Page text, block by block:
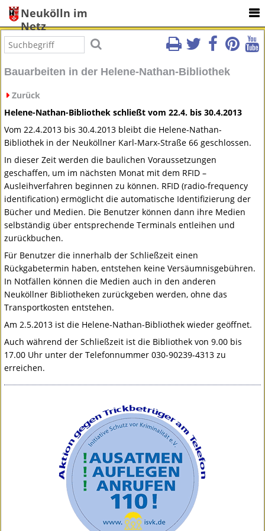
Neukölln im
Netz
Bauarbeiten in der Helene-Nathan-Bibliothek
Zurück
Helene-Nathan-Bibliothek schließt vom 22.4. bis 30.4.2013
Vom 22.4.2013 bis 30.4.2013 bleibt die Helene-Nathan-
Bibliothek in der Neuköllner Karl-Marx-Straße 66 geschlossen.
In dieser Zeit werden die baulichen Voraussetzungen
geschaffen, um im nächsten Monat mit dem RFID –
Ausleihverfahren beginnen zu können. RFID (radio-frequency
identification) ermöglicht die automatische Identifizierung der
Bücher und Medien. Die Benutzer können dann ihre Medien
selbständig über entsprechende Terminals entleihen und
zurückbuchen.
Für Benutzer die innerhalb der Schließzeit einen
Rückgabetermin haben, entstehen keine Versäumnisgebühren.
In Notfällen können die Medien auch in den anderen
Neuköllner Bibliotheken zurückgeben werden, ohne das
Transportkosten entstehen.
Am 2.5.2013 ist die Helene-Nathan-Bibliothek wieder geöffnet.
Auch während der Schließzeit ist die Bibliothek von 9.00 bis
17.00 Uhr unter der Telefonnummer 030-90239-4313 zu
erreichen.